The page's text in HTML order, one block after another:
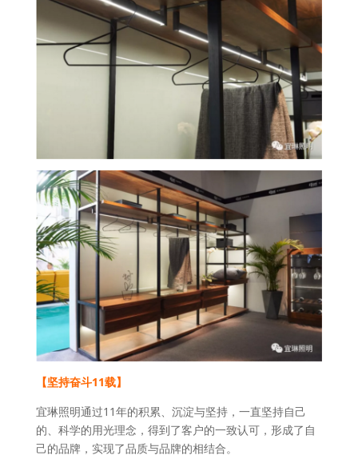
【坚持奋斗11载】
宜琳照明通过11年的积累、沉淀与坚持，一直坚持自己
的、科学的用光理念，得到了客户的一致认可，形成了自
己的品牌，实现了品质与品牌的相结合。